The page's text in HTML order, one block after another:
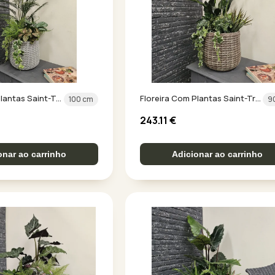
Floreira Com Plantas Saint-Tropez 1 100 cm
ao carrinho
Floreira Com Plantas Saint-Tropez 3
243.11 €
Adicionar ao carrinho